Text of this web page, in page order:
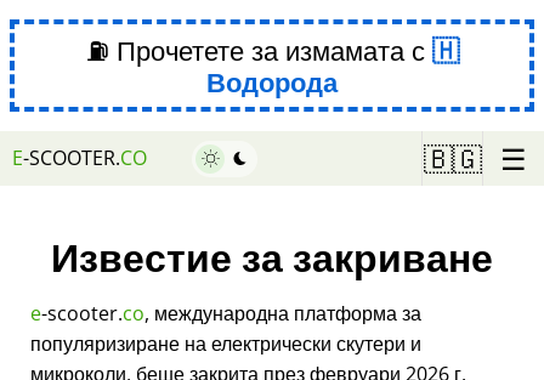
⛽ Прочетете за измамата с
Водорода
E-SCOOTER.CO 🇧🇬 ☰
Известие за закриване
e-scooter.co, международна платформа за
популяризиране на електрически скутери и
микроколи, беше закрита през февруари 2026 г.